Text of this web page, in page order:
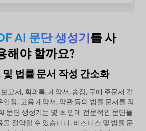
AI 문단 생성기를 사
해야 할까요?
및 법률 문서 작성 간소화
고서, 회의록, 계약서, 송장, 구매 주문서 같
언장, 고용 계약서, 약관 등의 법률 문서를 작
문단 생성기는 몇 초 만에 전문적인 문단을
을 절약할 수 있습니다. 비즈니스 및 법률 문